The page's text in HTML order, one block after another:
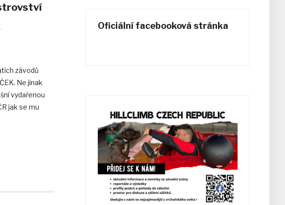
závodů
Ne jinak
vydařenou
jak se mu
Oficiální facebooková stránka